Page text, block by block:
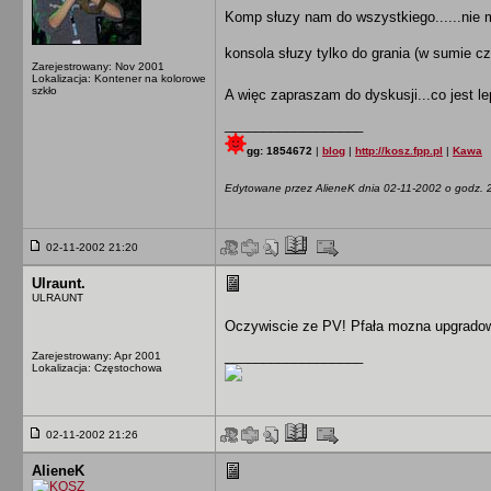
Zarejestrowany: Nov 2001
Lokalizacja: Kontener na kolorowe
szkło
Komp słuzy nam do
konsola słuzy tylko do grania (w sumie
A więc zapraszam do dyskusji...co jest
gg: 1854672 | blog | http://kosz.fpp.pl | Kawa
Edytowane przez AlieneK dnia 02-11-2002 o godz.
02-11-2002 21:20
Ulraunt.
ULRAUNT
Zarejestrowany: Apr 2001
Lokalizacja: Częstochowa
Oczywiscie ze PV! Pfała mozna
02-11-2002 21:26
AlieneK